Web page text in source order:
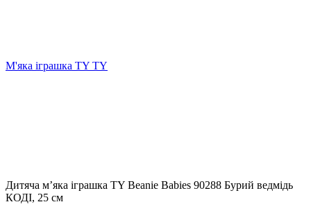
М'яка іграшка TY TY
Дитяча мʼяка іграшка TY Beanie Babies 90288 Бурий ведмідь
КОДІ, 25 см